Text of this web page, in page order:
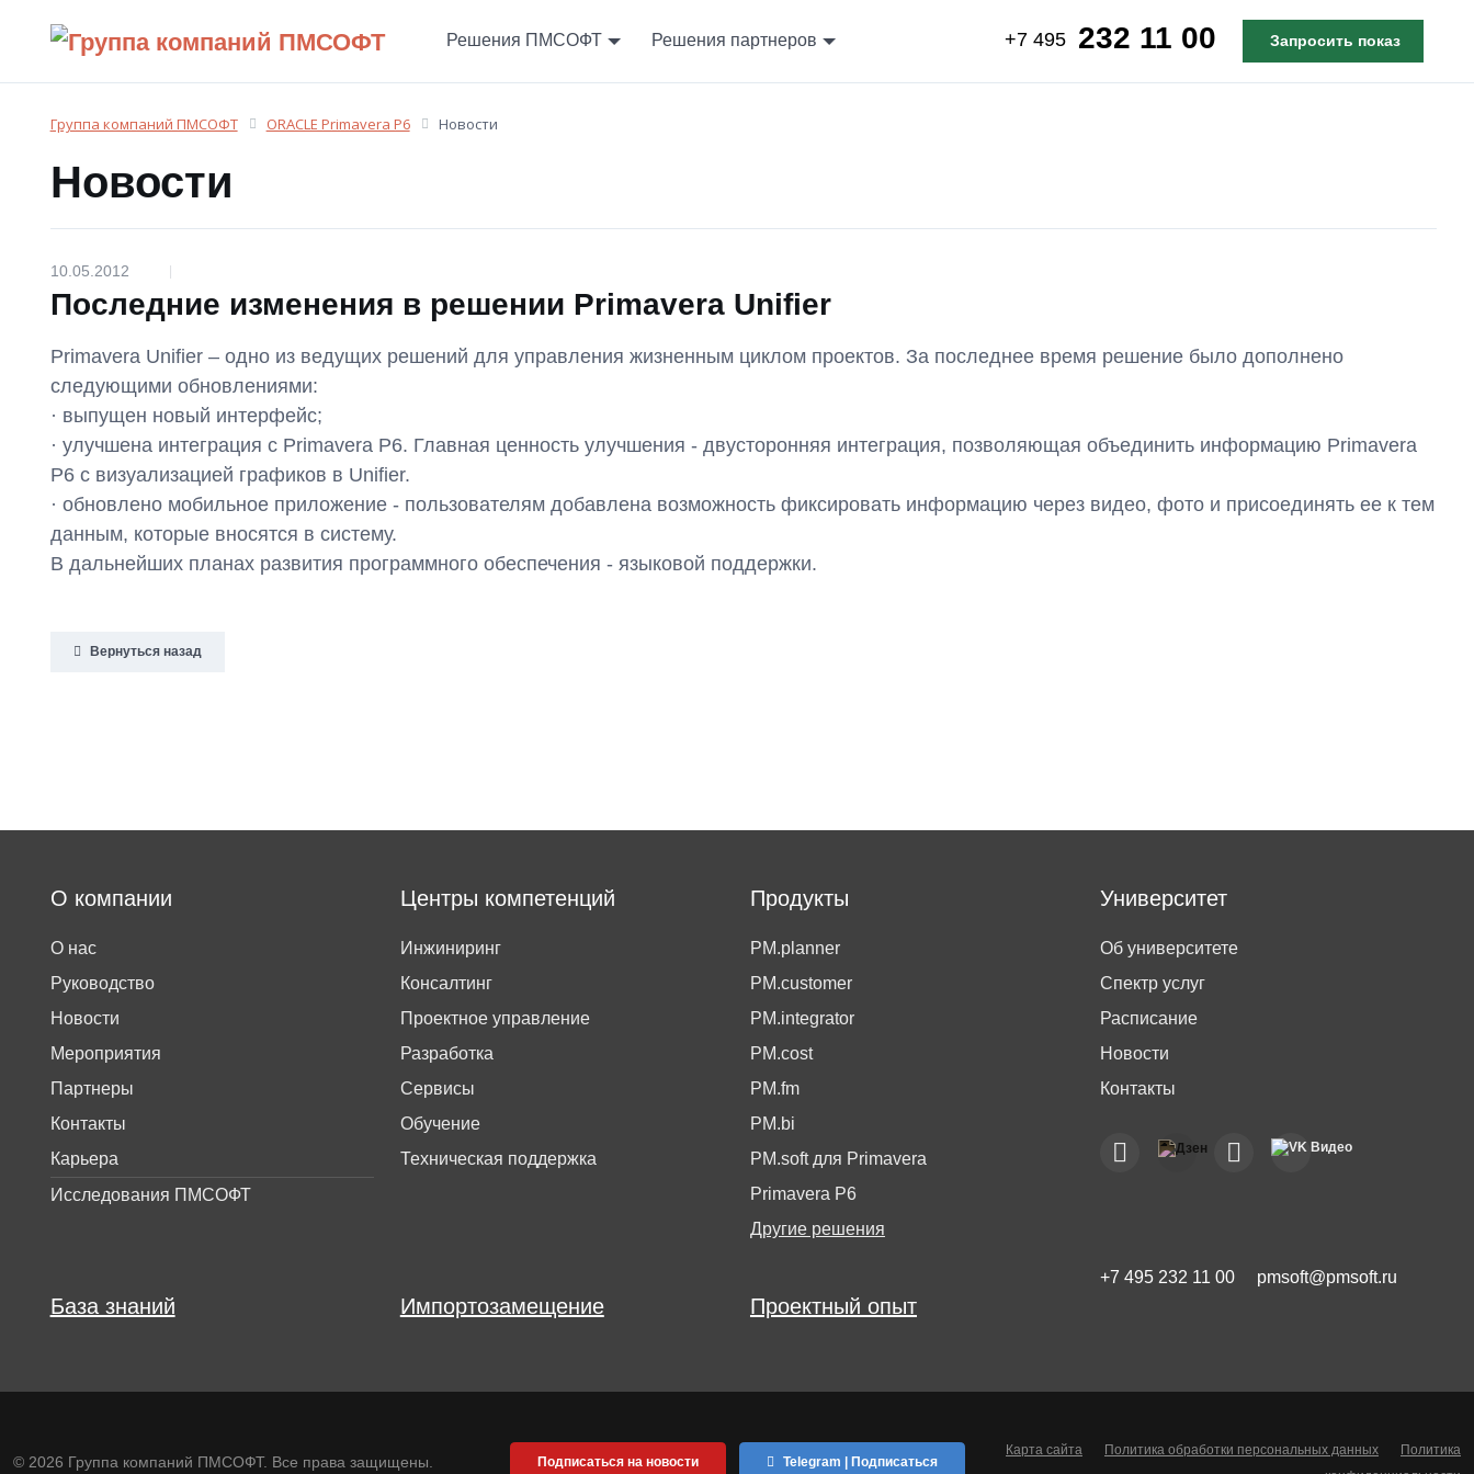
+7 495 232 11 00 Запросить показ
Решения ПМСОФТ Решения партнеров
Группа компаний ПМСОФТ ORACLE Primavera P6 Новости
Новости
10.05.2012 |
Последние изменения в решении Primavera Unifier
Primavera Unifier – одно из ведущих решений для управления жизненным циклом проектов. За последнее время решение было дополнено
следующими обновлениями:
· выпущен новый интерфейс;
· улучшена интеграция с Primavera P6. Главная ценность улучшения - двусторонняя интеграция, позволяющая объединить информацию Primavera
P6 с визуализацией графиков в Unifier.
· обновлено мобильное приложение - пользователям добавлена возможность фиксировать информацию через видео, фото и присоединять ее к тем
данным, которые вносятся в систему.
В дальнейших планах развития программного обеспечения - языковой поддержки.
Вернуться назад
О компании
О нас
Руководство
Новости
Мероприятия
Партнеры
Контакты
Карьера
Исследования ПМСОФТ
Центры компетенций
Инжиниринг
Консалтинг
Проектное управление
Разработка
Сервисы
Обучение
Техническая поддержка
Продукты
PM.planner
PM.customer
PM.integrator
PM.cost
PM.fm
PM.bi
PM.soft для Primavera
Primavera P6
Другие решения
Университет
Об университете
Спектр услуг
Расписание
Новости
Контакты
База знаний Импортозамещение Проектный опыт
+7 495 232 11 00 pmsoft@pmsoft.ru
© 2026 Группа компаний ПМСОФТ. Все права защищены. Подписаться на новости Telegram | Подписаться
Карта сайта Политика обработки персональных данных
Политика